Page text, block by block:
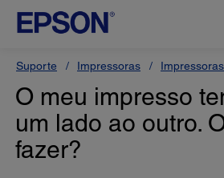
Suporte Impressoras
O meu impresso
um lado ao outro.
fazer?